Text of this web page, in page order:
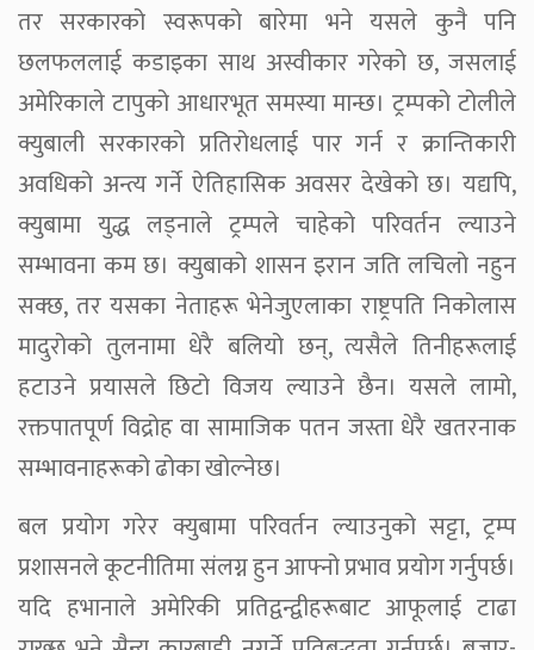
तर सरकारको स्वरूपको बारेमा भने यसले कुनै पनि
छलफललाई कडाइका साथ अस्वीकार गरेको छ, जसलाई
अमेरिकाले टापुको आधारभूत समस्या मान्छ। ट्रम्पको टोलीले
क्युबाली सरकारको प्रतिरोधलाई पार गर्न र क्रान्तिकारी
अवधिको अन्त्य गर्ने ऐतिहासिक अवसर देखेको छ। यद्यपि,
क्युबामा युद्ध लड्नाले ट्रम्पले चाहेको परिवर्तन ल्याउने
सम्भावना कम छ। क्युबाको शासन इरान जति लचिलो नहुन
सक्छ, तर यसका नेताहरू भेनेजुएलाका राष्ट्रपति निकोलास
मादुरोको तुलनामा धेरै बलियो छन्, त्यसैले तिनीहरूलाई
हटाउने प्रयासले छिटो विजय ल्याउने छैन। यसले लामो,
रक्तपातपूर्ण विद्रोह वा सामाजिक पतन जस्ता धेरै खतरनाक
सम्भावनाहरूको ढोका खोल्नेछ।
बल प्रयोग गरेर क्युबामा परिवर्तन ल्याउनुको सट्टा, ट्रम्प
प्रशासनले कूटनीतिमा संलग्न हुन आफ्नो प्रभाव प्रयोग गर्नुपर्छ।
यदि हभानाले अमेरिकी प्रतिद्वन्द्वीहरूबाट आफूलाई टाढा